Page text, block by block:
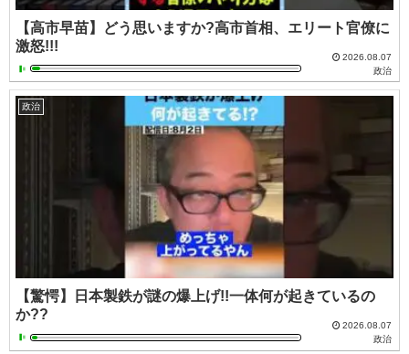
【高市早苗】どう思いますか?高市首相、エリート官僚に
激怒!!!
2026.08.07
政治
政治
【驚愕】日本製鉄が謎の爆上げ!!一体何が起きているの
か??
2026.08.07
政治